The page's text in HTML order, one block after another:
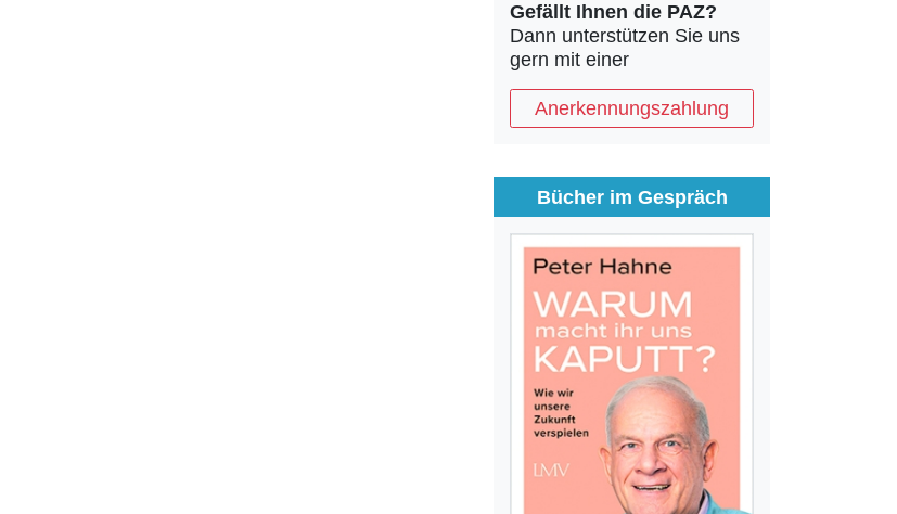
Gefällt Ihnen die PAZ?
Dann unterstützen Sie uns
gern mit einer
Anerkennungszahlung
Bücher im Gespräch